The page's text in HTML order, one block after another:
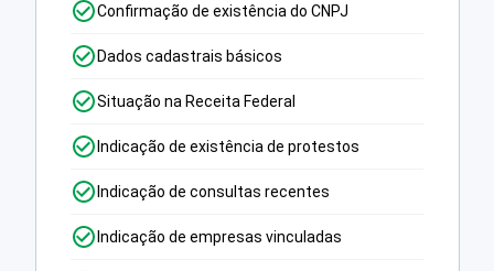
Confirmação de existência do CNPJ
Dados cadastrais básicos
Situação na Receita Federal
Indicação de existência de protestos
Indicação de consultas recentes
Indicação de empresas vinculadas